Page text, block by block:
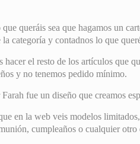
queráis sea que hagamos un
categoría y contadnos lo que
hacer el resto de los artículos que
y no tenemos pedido mínimo.
fue un diseño que creamos
en la web veis modelos
cumpleaños o cualquier otro